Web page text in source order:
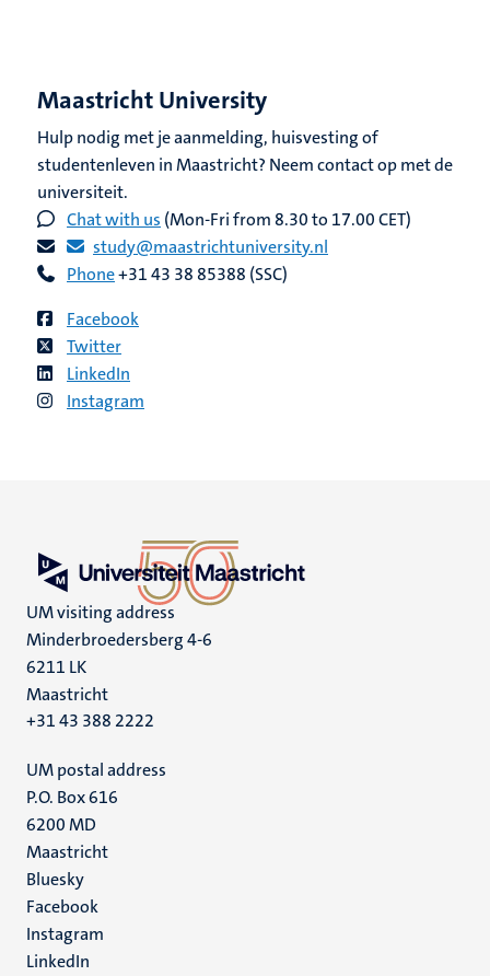
Maastricht University
Hulp nodig met je aanmelding, huisvesting of
studentenleven in Maastricht? Neem contact op met de
universiteit.
Chat with us (Mon-Fri from 8.30 to 17.00 CET)
study@maastrichtuniversity.nl
Phone+31 43 38 85388 (SSC)
Facebook
Twitter
LinkedIn
Instagram
UM visiting address
Minderbroedersberg 4-6
6211 LK
Maastricht
+31 43 388 2222
UM postal address
P.O. Box 616
6200 MD
Maastricht
Social
media
Bluesky
Facebook
Instagram
LinkedIn